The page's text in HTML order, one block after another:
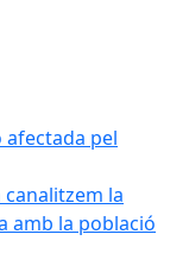
pel
canalitzem la
amb la població